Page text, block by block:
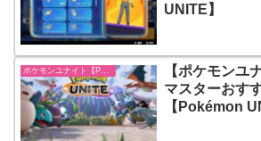
UNITE】
ポケモンユナイト【Pokémon UNITE】
【ポケモンユ
マスターおす
【Pokémon